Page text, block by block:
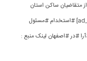
متقاضیان ساکن استان
اصفهان استخدام می‌نماید [ad_2] #استخدام #مسئول
#در #اصفهان لینک منبع :